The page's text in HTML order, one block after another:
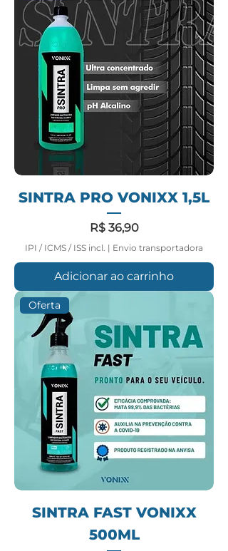
SINTRA PRO VONIXX 1,5L
Preço
R$ 36,90
IPI / ICMS / ISS incl. | Envio transportadora
Adicionar ao carrinho
Oferta
SINTRA FAST VONIXX
500ML